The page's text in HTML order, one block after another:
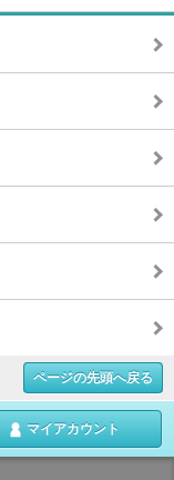
ページの先頭へ戻る
マイアカウント